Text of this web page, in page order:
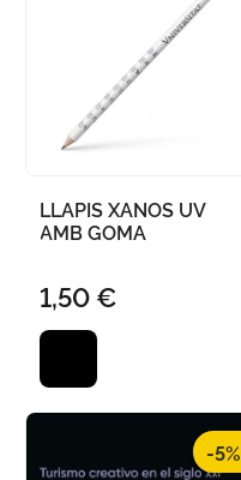
LLAPIS XANOS UV
AMB GOMA
1,50 €
-5%